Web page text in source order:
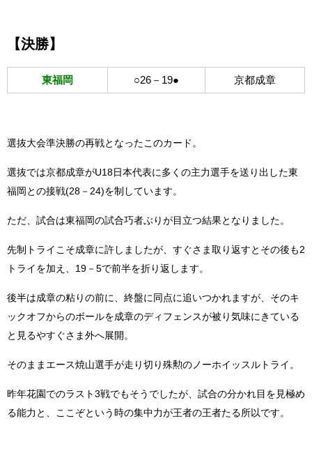
【決勝】
東福岡 ○26－19● 京都成章
選抜大会準決勝の再戦となったこのカード。
選抜では京都成章がU18日本代表に多くの主力選手を送り出した東
福岡との接戦(28－24)を制しています。
ただ、試合は東福岡の試合巧者ぶりが目立つ結果となりました。
先制トライこそ成章に許しましたが、すぐさま取り返すとその後も2
トライを加え、19－5で前半を折り返します。
後半は成章の粘りの前に、終盤に同点に追いつかれますが、そのキ
ックオフからのボールを成章のディフェンスが被り気味にきている
と見るやすぐさま外へ展開。
そのままエース焼山選手が走り切り殊勲のノーホイッスルトライ。
昨年花園でのラスト3戦でもそうでしたが、試合の分かれ目を見極め
る能力と、ここぞという時の集中力が王者の王者たる所以です。